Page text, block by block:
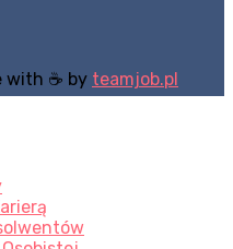
with ☕ by teamjob.pl